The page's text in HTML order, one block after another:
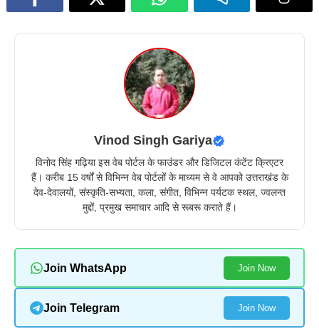
Vinod Singh Gariya
विनोद सिंह गढ़िया इस वेब पोर्टल के फाउंडर और डिजिटल कंटेंट क्रिएटर
हैं। करीब 15 वर्षों से विभिन्न वेब पोर्टलों के माध्यम से वे आपको उत्तराखंड के
देव-देवालयों, संस्कृति-सभ्यता, कला, संगीत, विभिन्न पर्यटक स्थल, ज्वलन्त
मुद्दों, प्रमुख समाचार आदि से रूबरू कराते हैं।
Join WhatsApp Join Now
Join Telegram Join Now